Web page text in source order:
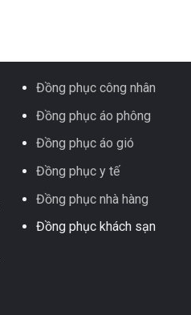
Đồng phục công nhân
Đồng phục áo phông
Đồng phục áo gió
Đồng phục y tế
Đồng phục nhà hàng
Đồng phục khách sạn